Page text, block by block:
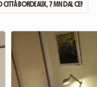
BORDEAUX, 7 MN DAL CENTRO A